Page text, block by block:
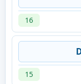
16
15